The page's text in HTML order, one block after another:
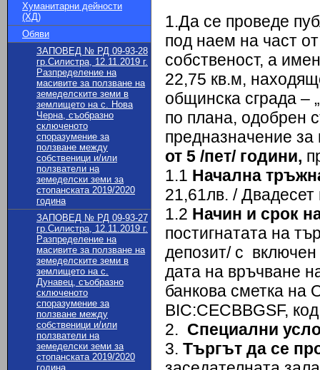
Хуманитарни дейности
(ХД)
Обяви
ЗАПОВЕД № РД 09-93-28
гр.Силистра, 12.11.2019 г.
Разпределение на
масивите за ползване на
земеделските земи в
землището на с. Нова
Черна, съобразно
сключеното
споразумение за
ползване между
собственици и/или
ползватели на
земеделски земи за
стопанската 2019/2020
година
ЗАПОВЕД № РД 09-93-27
гр.Силистра, 12.11.2019 г.
Разпределение на
масивите за ползване на
земеделските земи в
землището на с.
Дунавец, съобразно
сключеното
споразумение за
ползване между
собственици и/или
ползватели на
земеделски земи за
стопанската 2019/2020
година
1.Да се проведе
под наем на част
собственост, а
22,75 кв.м,
общинска сграда –
по плана, одобрен
предназначение
от 5 /пет/ години,
1.1 Начална
21,61лв. /
1.2 Начин и срок
постигнатата на
депозит/ с
дата на връчване
банкова сметка
BIC:CECBBGSF,
2. Специални
3. Търгът да се